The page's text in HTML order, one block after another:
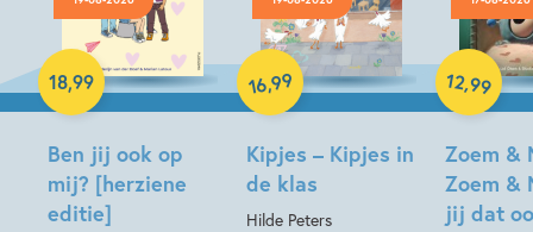
Ben jij ook op
mij? [herziene
editie]
18,99
Hardcover
Kipjes – Kipjes in
de klas
Hilde Peters
16,99
Hardcover
Zoem &
Zoem &
jij dat
12,99
Hardcover